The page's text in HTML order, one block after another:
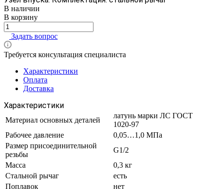
В наличии
В корзину
Задать вопрос
Требуется консультация специалиста
Характеристики
Оплата
Доставка
Характеристики
Материал основных деталей
латунь марки ЛС ГОСТ
1020-97
Рабочее давление
0,05…1,0 МПа
Размер присоединительной
резьбы
G1/2
Масса
0,3 кг
Стальной рычаг
есть
Поплавок
нет